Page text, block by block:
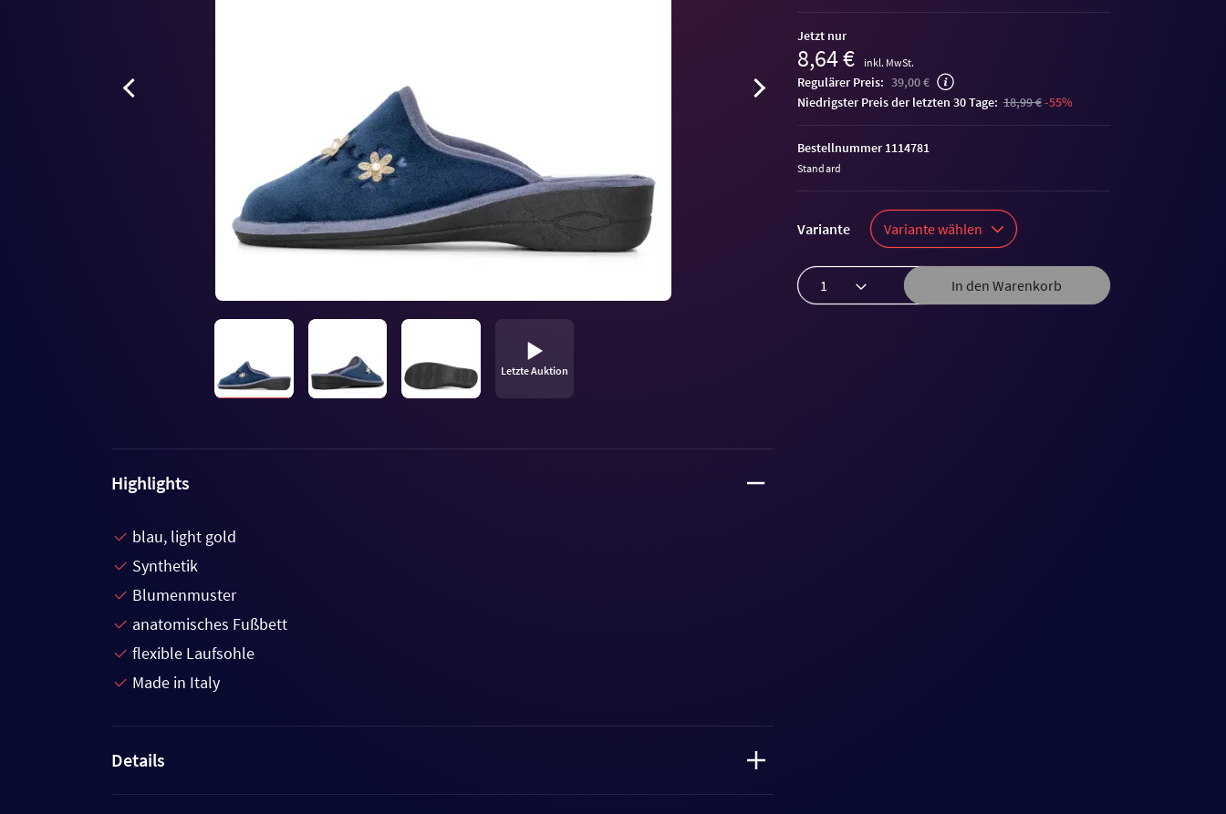
Letzte Auktion
Jetzt nur
8,64 € inkl. MwSt.
Regulärer Preis: 39,00 €
niedrigster Preis der letzten 30 Tage: 18,99 €-55%
Variante Variante wählen
In den Warenkorb
Bestellnummer 1114781
Standard
Highlights
blau, light gold
Synthetik
Blumenmuster
anatomisches Fußbett
flexible Laufsohle
Made in Italy
Details